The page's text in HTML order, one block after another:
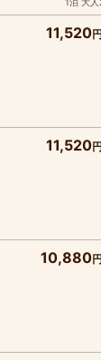
11,520
11,520
10,880